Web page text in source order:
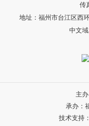
传
地址：福州市台江区西
中文
主
承办：
技术支持